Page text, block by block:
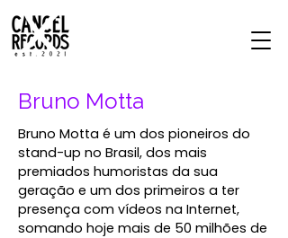
Bruno Motta
Bruno Motta é um dos pioneiros do
stand-up no Brasil, dos mais
premiados humoristas da sua
geração e um dos primeiros a ter
presença com vídeos na Internet,
somando hoje mais de 50 milhões de